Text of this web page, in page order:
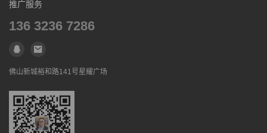
8．名人欺诈
考虑到普通民众的追星心理，骗子们也往往会把“某某大
学”、“总部基地”、政府文件、名人等作为行骗的道具。比
如，骗子们会声称自己是某著名大学的附属研究所成员，在
招聘信息
免责声明
推广服务
136 3236 7286
佛山新城裕和路141号星耀广场